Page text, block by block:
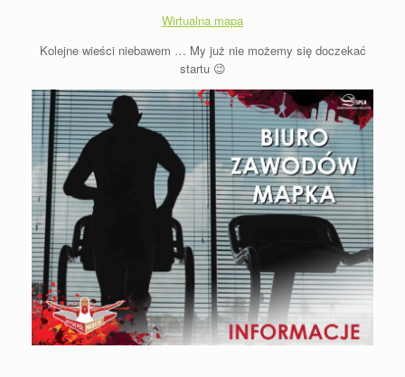
Wirtualna mapa
Kolejne wieści niebawem … My już nie możemy się doczekać
startu 😉